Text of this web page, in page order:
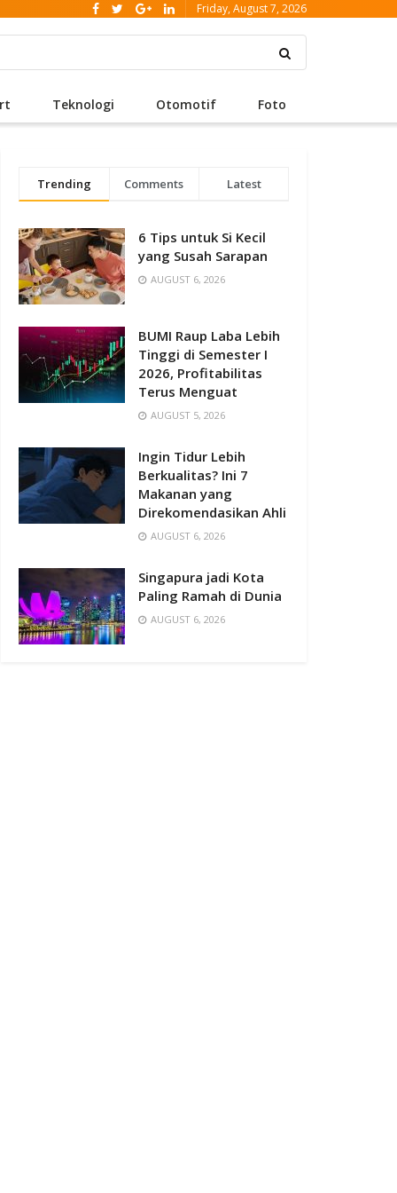
Friday, August 7, 2026
Teknologi Otomotif Foto
Trending Comments Latest
6 Tips untuk Si Kecil
yang Susah Sarapan
AUGUST 6, 2026
BUMI Raup Laba Lebih
Tinggi di Semester I
2026, Profitabilitas
Terus Menguat
AUGUST 5, 2026
Ingin Tidur Lebih
Berkualitas? Ini 7
Makanan yang
Direkomendasikan Ahli
AUGUST 6, 2026
Singapura jadi Kota
Paling Ramah di Dunia
AUGUST 6, 2026